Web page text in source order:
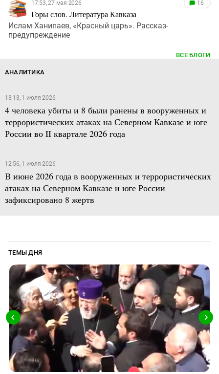
17:53, 27 мая 2026
Горы слов. Литература Кавказа
16
Ислам Ханипаев, «Красный царь». Рассказ-
предупреждение
ВСЕ БЛОГИ
АНАЛИТИКА
13:13, 1 июля 2026
4 человека убиты и 8 были ранены в вооруженных и
террористических атаках на Северном Кавказе и юге
России во II квартале 2026 года
12:56, 1 июля 2026
В июне 2026 года в вооруженных и террористических
атаках на Северном Кавказе и юге России
зафиксировано 8 жертв
ТЕМЫ ДНЯ